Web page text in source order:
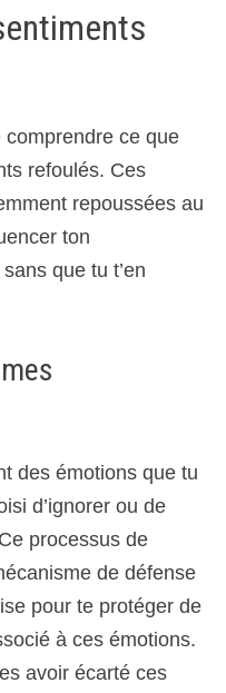
ce que
refoulés. Ces
repoussées au
ton
que tu t’en
des émotions que tu
d’ignorer ou de
processus de
de défense
pour te protéger de
à ces émotions.
avoir écarté ces